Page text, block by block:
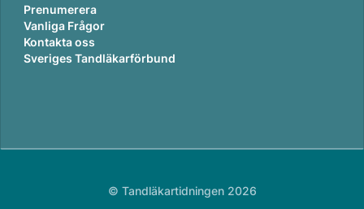
Prenumerera
Vanliga Frågor
Kontakta oss
Sveriges Tandläkarförbund
© Tandläkartidningen 2026